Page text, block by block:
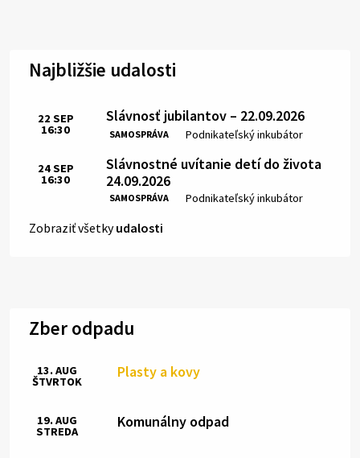
Najbližšie udalosti
Slávnosť jubilantov – 22.09.2026
SAMOSPRÁVA Miesto:
Podnikateľský inkubátor
Čas:
22 SEP
16:30
Slávnostné uvítanie detí do života
24.09.2026
SAMOSPRÁVA Miesto:
Podnikateľský inkubátor
Čas:
24SEP
16:30
Zobraziť všetkyudalosti
Zber odpadu
Plasty a kovy
13. AUG
ŠTVRTOK
Komunálny odpad
19. AUG
STREDA